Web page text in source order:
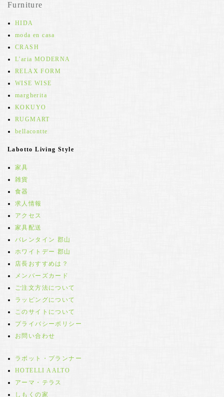
Furniture
HIDA
moda en casa
CRASH
L'aria MODERNA
RELAX FORM
WISE WISE
margherita
KOKUYO
RUGMART
bellacontte
Labotto Living Style
家具
雑貨
食器
求人情報
アクセス
家具配送
バレンタイン 郡山
ホワイトデー 郡山
店長おすすめは？
メンバーズカード
ご注文方法について
ラッピングについて
このサイトについて
プライバシーポリシー
お問い合わせ
ラボット・プランナー
HOTELLI AALTO
アーマ・テラス
しもくの家